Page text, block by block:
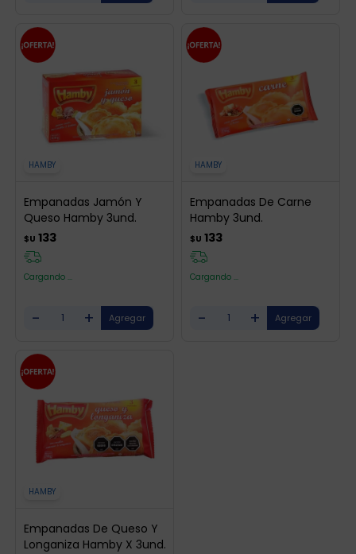
HAMBY
Empanadas Jamón Y
Queso Hamby 3und.
$U 133
Cargando ...
- +
HAMBY
Empanadas De Carne
Hamby 3und.
$U 133
Cargando ...
- +
HAMBY
Empanadas De Queso Y
Longaniza Hamby X 3und.